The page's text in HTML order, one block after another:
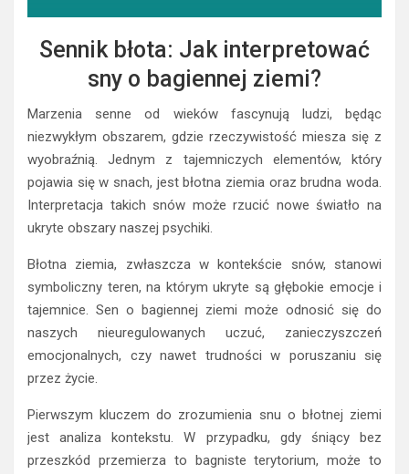
Sennik błota: Jak interpretować
sny o bagiennej ziemi?
Marzenia senne od wieków fascynują ludzi, będąc
niezwykłym obszarem, gdzie rzeczywistość miesza się z
wyobraźnią. Jednym z tajemniczych elementów, który
pojawia się w snach, jest błotna ziemia oraz brudna woda.
Interpretacja takich snów może rzucić nowe światło na
ukryte obszary naszej psychiki.
Błotna ziemia, zwłaszcza w kontekście snów, stanowi
symboliczny teren, na którym ukryte są głębokie emocje i
tajemnice. Sen o bagiennej ziemi może odnosić się do
naszych nieuregulowanych uczuć, zanieczyszczeń
emocjonalnych, czy nawet trudności w poruszaniu się
przez życie.
Pierwszym kluczem do zrozumienia snu o błotnej ziemi
jest analiza kontekstu. W przypadku, gdy śniący bez
przeszkód przemierza to bagniste terytorium, może to